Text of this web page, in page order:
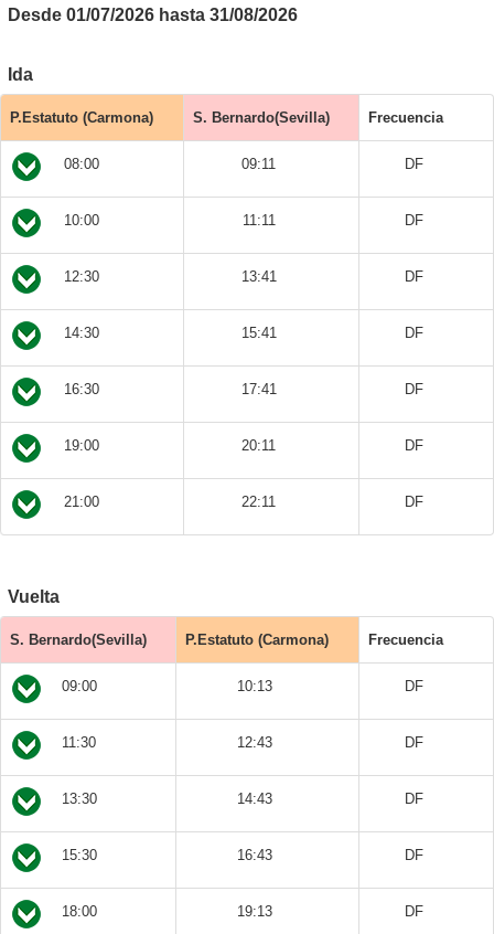
Desde 01/07/2026 hasta 31/08/2026
Ida
P.Estatuto (Carmona) S. Bernardo(Sevilla) Frecuencia
08:00 09:11 DF
10:00 11:11 DF
12:30 13:41 DF
14:30 15:41 DF
16:30 17:41 DF
19:00 20:11 DF
21:00 22:11 DF
Vuelta
S. Bernardo(Sevilla) P.Estatuto (Carmona) Frecuencia
09:00 10:13 DF
11:30 12:43 DF
13:30 14:43 DF
15:30 16:43 DF
18:00 19:13 DF